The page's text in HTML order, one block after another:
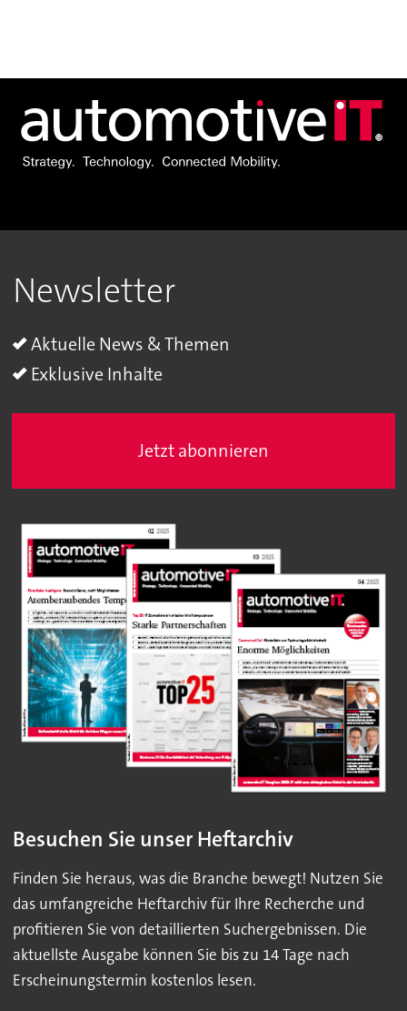
Newsletter
Aktuelle News & Themen
Exklusive Inhalte
Jetzt abonnieren
Besuchen Sie unser Heftarchiv
Finden Sie heraus, was die Branche bewegt! Nutzen Sie
das umfangreiche Heftarchiv für Ihre Recherche und
profitieren Sie von detaillierten Suchergebnissen. Die
aktuellste Ausgabe können Sie bis zu 14 Tage nach
Erscheinungstermin kostenlos lesen.